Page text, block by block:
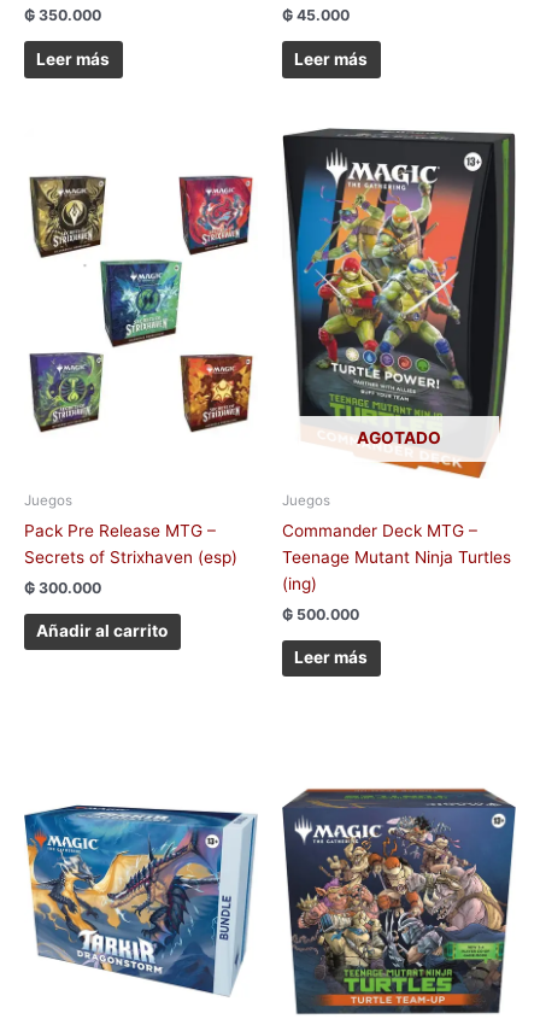
₲ 350.000
Leer más
₲ 45.000
Leer más
Juegos
Pack Pre Release MTG –
Secrets of Strixhaven (esp)
₲ 300.000
Añadir al carrito
AGOTADO
Juegos
Commander Deck MTG –
Teenage Mutant Ninja Turtles
(ing)
₲ 500.000
Leer más